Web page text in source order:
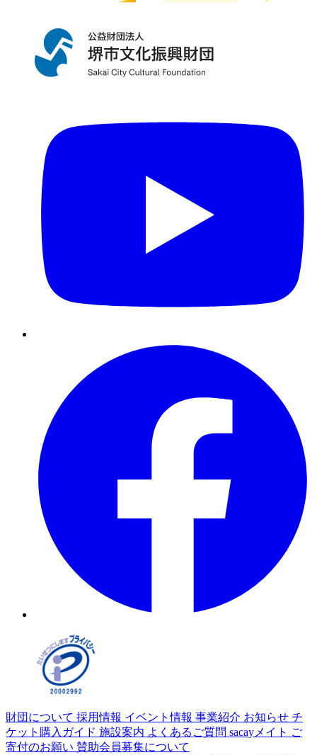
財団について 採用情報 イベント情報 事業紹介 お知らせ チ
ケット購入ガイド 施設案内 よくあるご質問 sacayメイト ご
寄付のお願い 賛助会員募集について